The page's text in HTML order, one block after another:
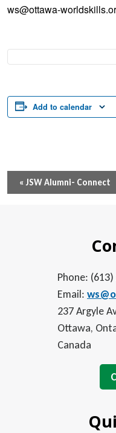
ws@ottawa-
Add to calendar
Event
« JSW Alumni- Connect
Phone:
Email:
237 Argyle
Ottawa,
Canada